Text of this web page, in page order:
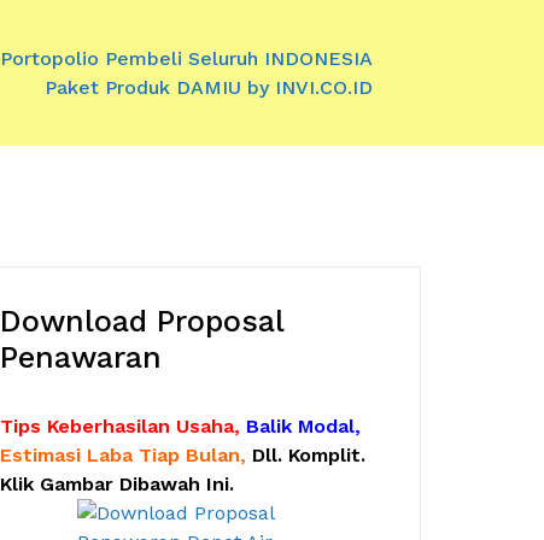
Portopolio Pembeli Seluruh INDONESIA
Paket Produk DAMIU by INVI.CO.ID
Download Proposal
Penawaran
Tips Keberhasilan Usaha, Balik Modal,
Estimasi Laba Tiap Bulan, Dll. Komplit.
Klik Gambar Dibawah Ini.